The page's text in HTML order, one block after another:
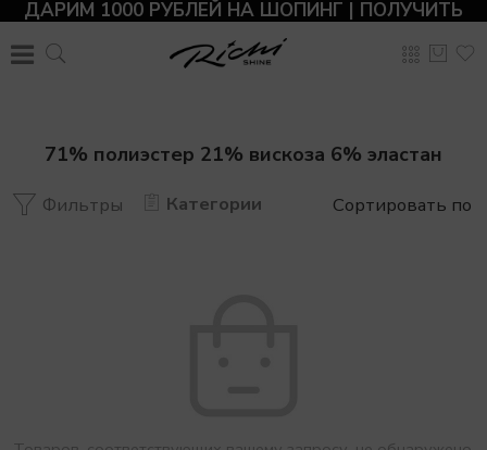
ДАРИМ 1000 РУБЛЕЙ НА ШОПИНГ | ПОЛУЧИТЬ
71% полиэстер 21% вискоза 6% эластан
Фильтры Категории Сортировать по